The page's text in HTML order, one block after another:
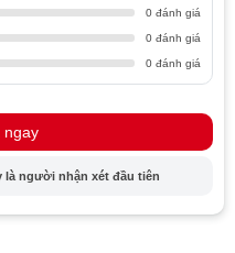
và chủng loại
nghiệp
dụng đúng cách
0 đánh giá
0 đánh giá
0 đánh giá
ngay
là người nhận xét đầu tiên